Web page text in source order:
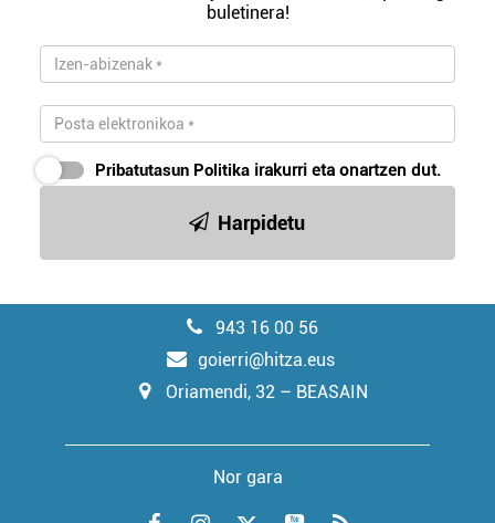
buletinera!
Pribatutasun Politika irakurri eta onartzen dut.
Harpidetu
943 16 00 56
goierri@hitza.eus
Oriamendi, 32 – BEASAIN
Nor gara